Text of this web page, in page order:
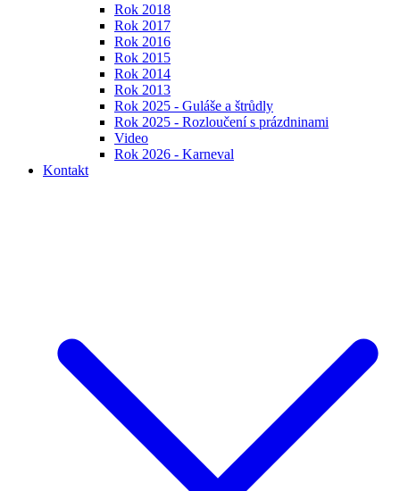
Rok 2018
Rok 2017
Rok 2016
Rok 2015
Rok 2014
Rok 2013
Rok 2025 - Guláše a štrůdly
Rok 2025 - Rozloučení s prázdninami
Video
Rok 2026 - Karneval
Kontakt